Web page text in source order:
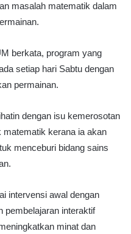
masalah matematik dalam
berkata, program yang
setiap hari Sabtu dengan
permainan.
dengan isu kemerosotan
matematik kerana ia akan
menceburi bidang sains
intervensi awal dengan
pembelajaran interaktif
minat dan